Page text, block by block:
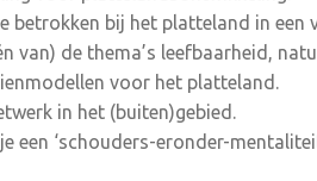
betrokken bij het platteland in een
van) de thema’s leefbaarheid,
voor het platteland.
in het (buiten)gebied.
een ‘schouders-eronder-